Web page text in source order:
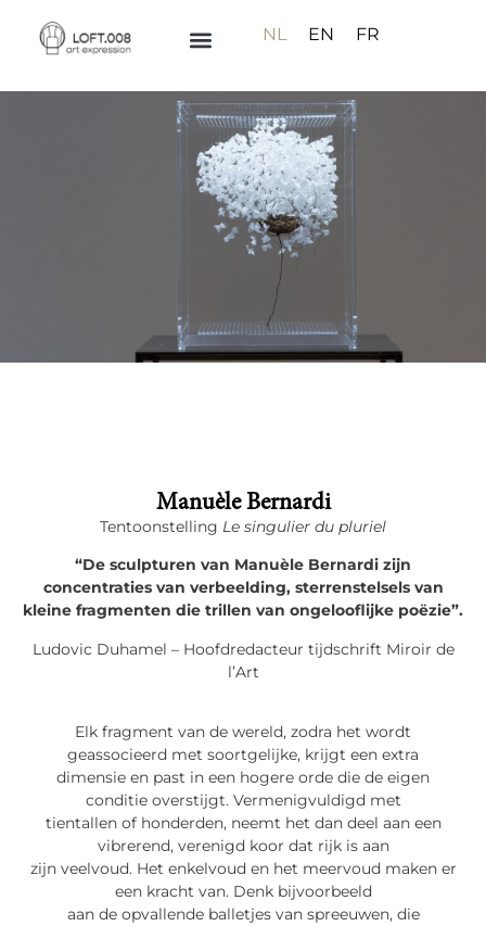
NL EN FR
Manuèle Bernardi
Tentoonstelling Le singulier du pluriel
“De sculpturen van Manuèle Bernardi zijn
concentraties van verbeelding, sterrenstelsels van
kleine fragmenten die trillen van ongelooflijke poëzie”.
Ludovic Duhamel – Hoofdredacteur tijdschrift Miroir de
l’Art
Elk fragment van de wereld, zodra het wordt
geassocieerd met soortgelijke, krijgt een extra
dimensie en past in een hogere orde die de eigen
conditie overstijgt. Vermenigvuldigd met
tientallen of honderden, neemt het dan deel aan een
vibrerend, verenigd koor dat rijk is aan
zijn veelvoud. Het enkelvoud en het meervoud maken er
een kracht van. Denk bijvoorbeeld
aan de opvallende balletjes van spreeuwen, die